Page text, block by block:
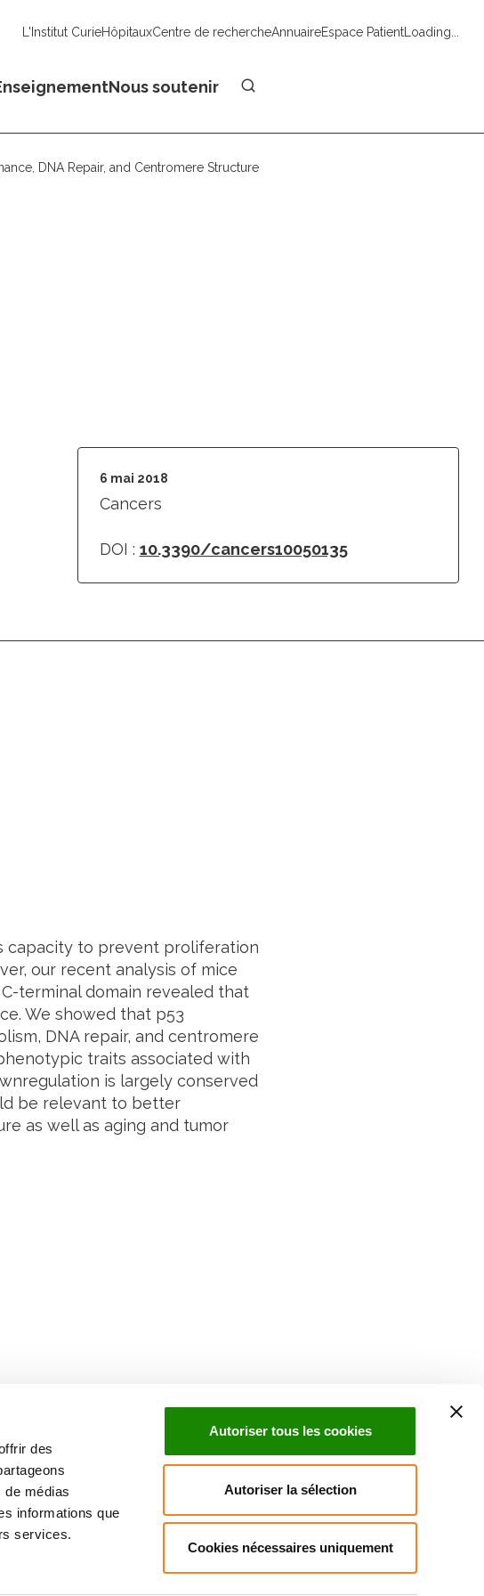
des
de médias
informations que
services.
Autoriser tous les cookies
Autoriser la sélection
Cookies nécessaires uniquement
L'Institut CurieHôpitauxCentre de rechercheAnnuaireEspace PatientLoading...
Nous soutenir
DNA Repair, and Centromere Structure
6 mai 2018
Cancers
DOI : 10.3390/cancers10050135
capacity to prevent proliferation
our recent analysis of mice
terminal domain revealed that
We showed that p53
DNA repair, and centromere
traits associated with
is largely conserved
be relevant to better
as well as aging and tumor
Inscrivez-vous à la newsletter
ActualitésDroits du patient